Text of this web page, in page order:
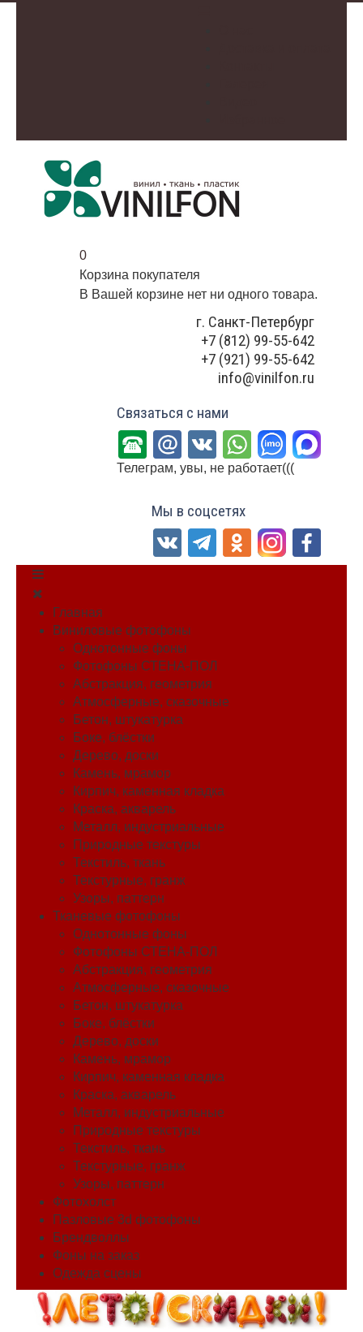
0
Корзина покупателя
В Вашей корзине нет ни одного товара.
г. Санкт-Петербург
+7 (812) 99-55-642
+7 (921) 99-55-642
info@vinilfon.ru
Связаться с нами
Телеграм, увы, не работает(((
Мы в соцсетях
Главная
Виниловые фотофоны
Однотонные фоны
Фотофоны СТЕНА-ПОЛ
Абстракция, геометрия
Атмосферные, сказочные
Бетон, штукатурка
Боке, блёстки
Дерево, доски
Камень, мрамор
Кирпич, каменная кладка
Краска, акварель
Металл, индустриальные
Природные текстуры
Текстиль, ткань
Текстурные, гранж
Узоры, паттерн
Тканевые фотофоны
Однотонные фоны
Фотофоны СТЕНА-ПОЛ
Абстракция, геометрия
Атмосферные, сказочные
Бетон, штукатурка
Боке, блёстки
Дерево, доски
Камень, мрамор
Кирпич, каменная кладка
Краска, акварель
Металл, индустриальные
Природные текстуры
Текстиль, ткань
Текстурные, гранж
Узоры, паттерн
Фотохолст
Пазловые 3d фотофоны
Брендволлы
Фоны на заказ
Одежда сцены